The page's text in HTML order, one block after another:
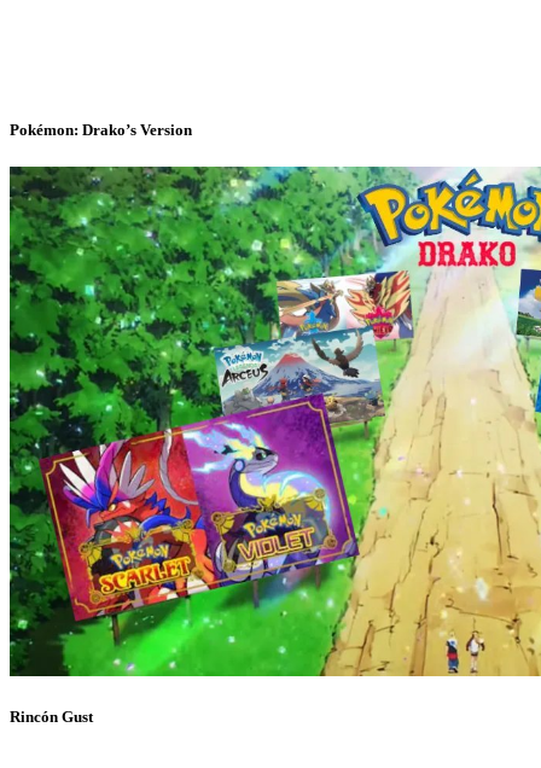
Pokémon: Drako’s Version
Rincón Gust